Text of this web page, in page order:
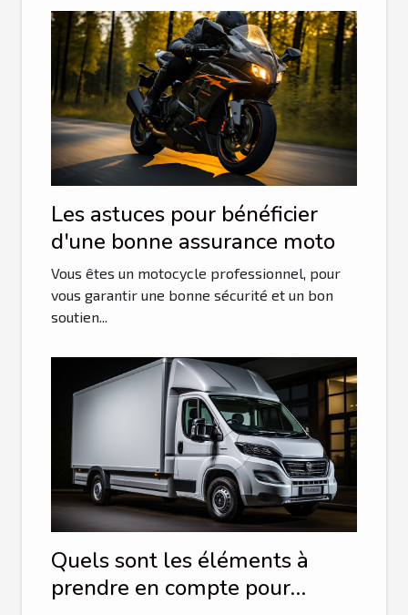
Les astuces pour bénéficier
d'une bonne assurance moto
Vous êtes un motocycle professionnel, pour
vous garantir une bonne sécurité et un bon
soutien...
Quels sont les éléments à
prendre en compte pour